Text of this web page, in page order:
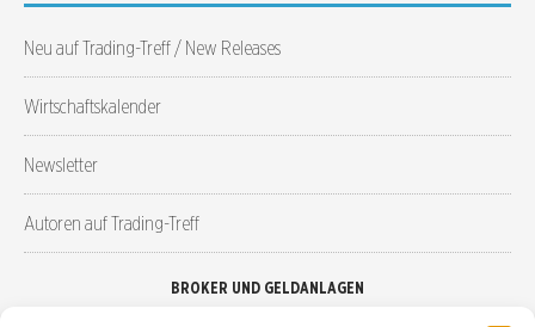
Neu auf Trading-Treff / New Releases
Wirtschaftskalender
Newsletter
Autoren auf Trading-Treff
BROKER UND GELDANLAGEN